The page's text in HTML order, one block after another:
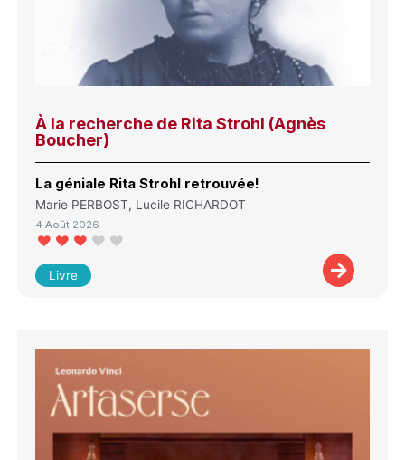
À la recherche de Rita Strohl (Agnès
Boucher)
La géniale Rita Strohl retrouvée!
Marie PERBOST, Lucile RICHARDOT
4 Août 2026
Livre